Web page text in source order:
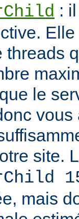
:
threads
le
vous
site.
mais